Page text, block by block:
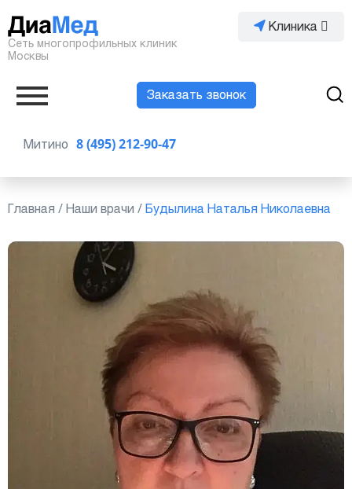
Сеть многопрофильных клиник
Москвы
Клиника
Заказать звонок
8 (495) 212-90-47
Митино
Главная / Наши врачи / Будылина Наталья Николаевна